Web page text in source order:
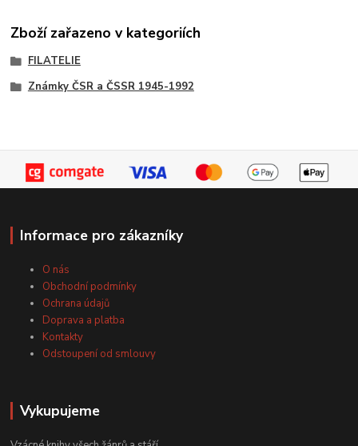
Zboží zařazeno v kategoriích
FILATELIE
Známky ČSR a ČSSR 1945-1992
Informace pro zákazníky
O nás
Obchodní podmínky
Ochrana údajů
Doprava a platba
Kontakty
Odstoupení od smlouvy
Vykupujeme